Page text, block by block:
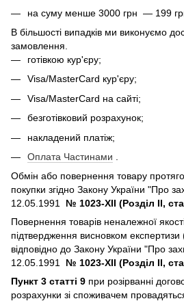
на суму менше 3000 грн — 199
В більшості випадків ми виконуємо
замовлення.
готівкою кур'єру;
Visa/MasterCard кур'єру;
Visa/MasterCard на сайті;
безготівковий розрахунок;
накладений платіж;
Оплата Частинами
Обмін або повернення товару
покупки згідно Закону України "Про
12.05.1991 № 1023-XII (Розділ II,
Повернення товарів неналежної
підтвердження висновком експертизи
відповідно до Закону України "Про
12.05.1991 № 1023-XII (Розділ II,
Пункт 3 статті 9 при розірванні
розрахунки зі споживачем